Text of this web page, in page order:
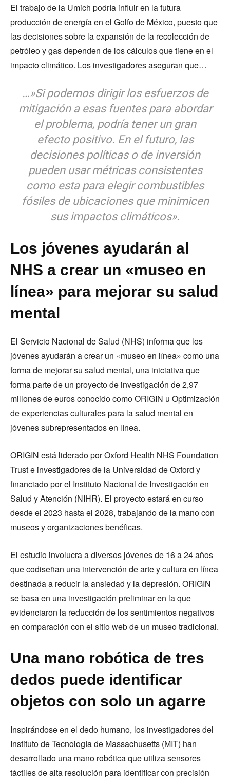
El trabajo de la Umich podría influir en la futura
producción de energía en el Golfo de México, puesto que
las decisiones sobre la expansión de la recolección de
petróleo y gas dependen de los cálculos que tiene en el
impacto climático. Los investigadores aseguran que…
…»Si podemos dirigir los esfuerzos de
mitigación a esas fuentes para abordar
el problema, podría tener un gran
efecto positivo. En el futuro, las
decisiones políticas o de inversión
pueden usar métricas consistentes
como esta para elegir combustibles
fósiles de ubicaciones que minimicen
sus impactos climáticos».
Los jóvenes ayudarán al
NHS a crear un «museo en
línea» para mejorar su salud
mental
El Servicio Nacional de Salud (NHS) informa que los
jóvenes ayudarán a crear un «museo en línea» como una
forma de mejorar su salud mental, una iniciativa que
forma parte de un proyecto de investigación de 2,97
millones de euros conocido como ORIGIN u Optimización
de experiencias culturales para la salud mental en
jóvenes subrepresentados en línea.
ORIGIN está liderado por Oxford Health NHS Foundation
Trust e investigadores de la Universidad de Oxford y
financiado por el Instituto Nacional de Investigación en
Salud y Atención (NIHR). El proyecto estará en curso
desde el 2023 hasta el 2028, trabajando de la mano con
museos y organizaciones benéficas.
El estudio involucra a diversos jóvenes de 16 a 24 años
que codiseñan una intervención de arte y cultura en línea
destinada a reducir la ansiedad y la depresión. ORIGIN
se basa en una investigación preliminar en la que
evidenciaron la reducción de los sentimientos negativos
en comparación con el sitio web de un museo tradicional.
Una mano robótica de tres
dedos puede identificar
objetos con solo un agarre
Inspirándose en el dedo humano, los investigadores del
Instituto de Tecnología de Massachusetts (MIT) han
desarrollado una mano robótica que utiliza sensores
táctiles de alta resolución para identificar con precisión